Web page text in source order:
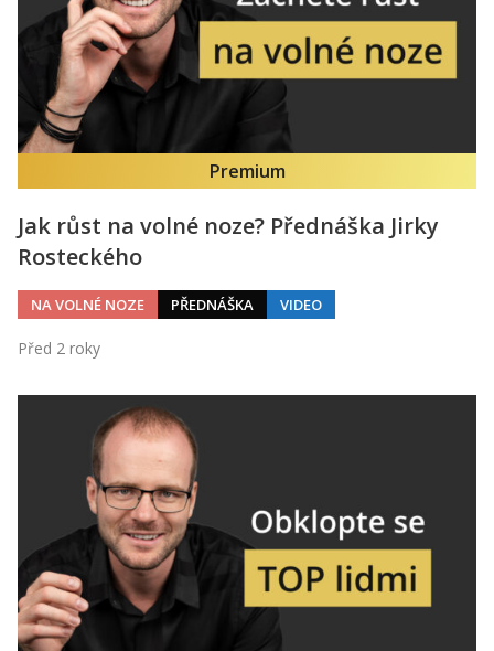
Premium
Jak růst na volné noze? Přednáška Jirky
Rosteckého
NA VOLNÉ NOZE PŘEDNÁŠKA VIDEO
Před 2 roky